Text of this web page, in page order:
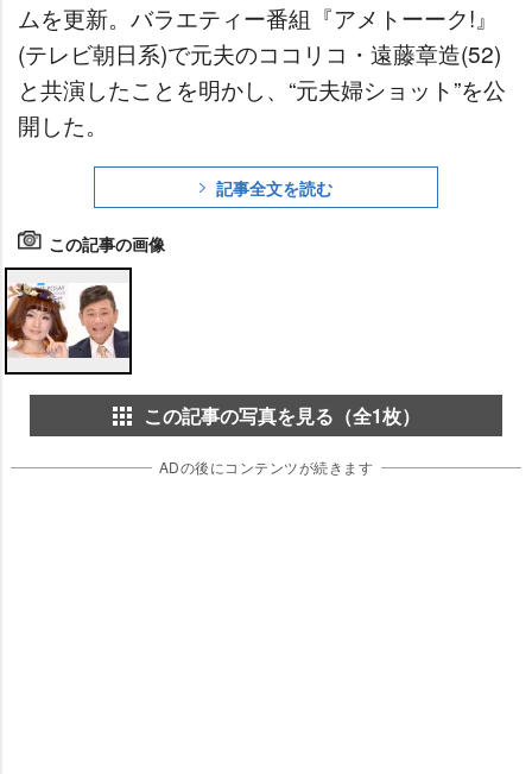
ムを更新。バラエティー番組『アメトーーク!』
(テレビ朝日系)で元夫のココリコ・遠藤章造(52)
と共演したことを明かし、“元夫婦ショット”を公
開した。
記事全文を読む
この記事の画像
この記事の写真を見る（全1枚）
ADの後にコンテンツが続きます